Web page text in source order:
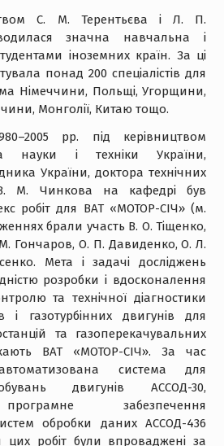
С. М. Терентьєва і Л. П.
значна навчальна і
іноземних країн. За ці
понад 200 спеціалістів для
Німеччини, Польщі, Угорщини,
Монголії, Китаю тощо.
рр. під керівництвом
науки і техніки України,
України, доктора технічних
М. Чинкова на кафедрі був
робіт для ВАТ «МОТОР-СІЧ» (м.
брали участь В. О. Тіщенко,
Гончаров, О. П. Давиденко, О. Л.
Мета і задачі досліджень
розробки і вдосконалення
та технічної діагностики
і газотурбінних двигунів для
та газоперекачувальних
ВАТ «МОТОР-СІЧ». За час
система для
двигунів АССОД-30,
забезпечення
обробки даних АССОД-436
цих робіт були впроваджені за